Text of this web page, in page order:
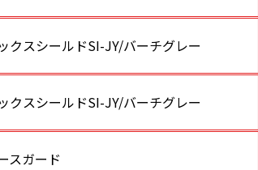
クスシールドSI-JY/バーチグレー
クスシールドSI-JY/バーチグレー
スガード